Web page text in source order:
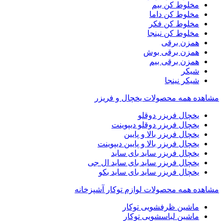
مخلوط کن بیم
مخلوط کن داما
مخلوط کن فکر
مخلوط کن نینجا
همزن برقی
همزن برقی بوش
همزن برقی بیم
شیکر
شیکر نینجا
مشاهده همه محصولات یخچال و فریزر
یخچال فریزر دوقلو
یخچال فریزر دوقلو دیپوینت
یخچال فریزر بالا و پایین
یخچال فریزر بالا و پایین دیپوینت
یخچال فریزر ساید بای ساید
یخچال فریزر ساید بای ساید ال جی
یخچال فریزر ساید بای ساید بکو
مشاهده همه محصولات لوازم توکار آشپزخانه
ماشین ظرفشویی توکار
ماشین لباسشویی توکار